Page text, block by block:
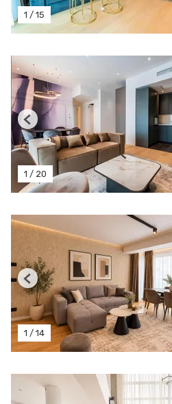
1 / 15
1 / 20
Previous
1 / 14
Previous